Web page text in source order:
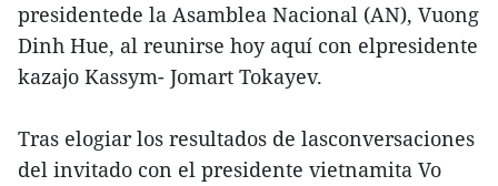
presidentede la Asamblea Nacional (AN), Vuong
Dinh Hue, al reunirse hoy aquí con elpresidente
kazajo Kassym- Jomart Tokayev.
Tras elogiar los resultados de lasconversaciones
del invitado con el presidente vietnamita Vo